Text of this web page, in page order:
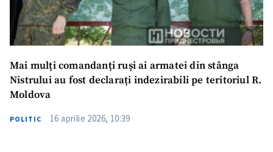
Mai mulți comandanți ruși ai armatei din stânga
Nistrului au fost declarați indezirabili pe teritoriul R.
Moldova
POLITIC 16 aprilie 2026, 10:39